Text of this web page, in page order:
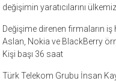
değişimin yaratıcılarını
Değişime direnen firmaların iş
Aslan, Nokia ve BlackBerry
Kişi başı 36 saat
Türk Telekom Grubu İnsan